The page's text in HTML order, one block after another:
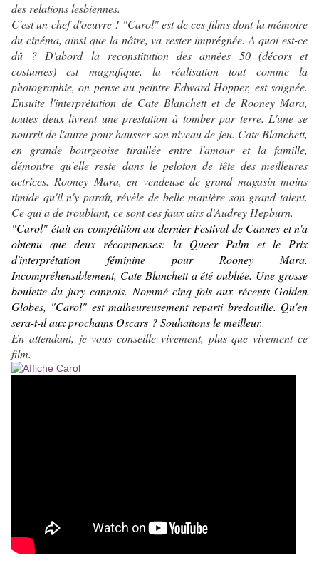
des relations lesbiennes.
C'est un chef-d'oeuvre ! "Carol" est de ces films dont la mémoire
du cinéma, ainsi que la nôtre, va rester imprégnée. A quoi est-ce
dû ? D'abord la reconstitution des années 50 (décors et
costumes) est magnifique, la réalisation tout comme la
photographie, on pense au peintre Edward Hopper, est soignée.
Ensuite l'interprétation de Cate Blanchett et de Rooney Mara,
toutes deux livrent une prestation à tomber par terre. L'une se
nourrit de l'autre pour hausser son niveau de jeu. Cate Blanchett,
en grande bourgeoise tiraillée entre l'amour et la famille,
démontre qu'elle reste dans le peloton de tête des meilleures
actrices. Rooney Mara, en vendeuse de grand magasin moins
timide qu'il n'y paraît, révèle de belle manière son grand talent.
Ce qui a de troublant, ce sont ces faux airs d'Audrey Hepburn.
"Carol" était en compétition au dernier Festival de Cannes et n'a
obtenu que deux récompenses: la Queer Palm et le Prix
d'interprétation féminine pour Rooney Mara.
Incompréhensiblement, Cate Blanchett a été oubliée. Une grosse
boulette du jury cannois. Nommé cinq fois aux récents Golden
Globes, "Carol" est malheureusement reparti bredouille. Qu'en
sera-t-il aux prochains Oscars ? Souhaitons le meilleur.
En attendant, je vous conseille vivement, plus que vivement ce
film.